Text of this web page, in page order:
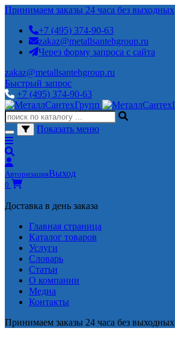
Принимаем заказы 24 часа без выходных
+7 (495) 374-90-63
zakaz@metallsantehgroup.ru
Через форму запроса с сайта
zakaz@metallsantehgroup.ru
Быстрый запрос
+7 (495) 374-90-63
Показать меню
АвторизацияВыход
0
Доставка в день заказа
Главная страница
Каталог товаров
Услуги
Словарь
Статьи
О компании
Медиа
Контакты
Принимаем заказы 24 часа без выходных